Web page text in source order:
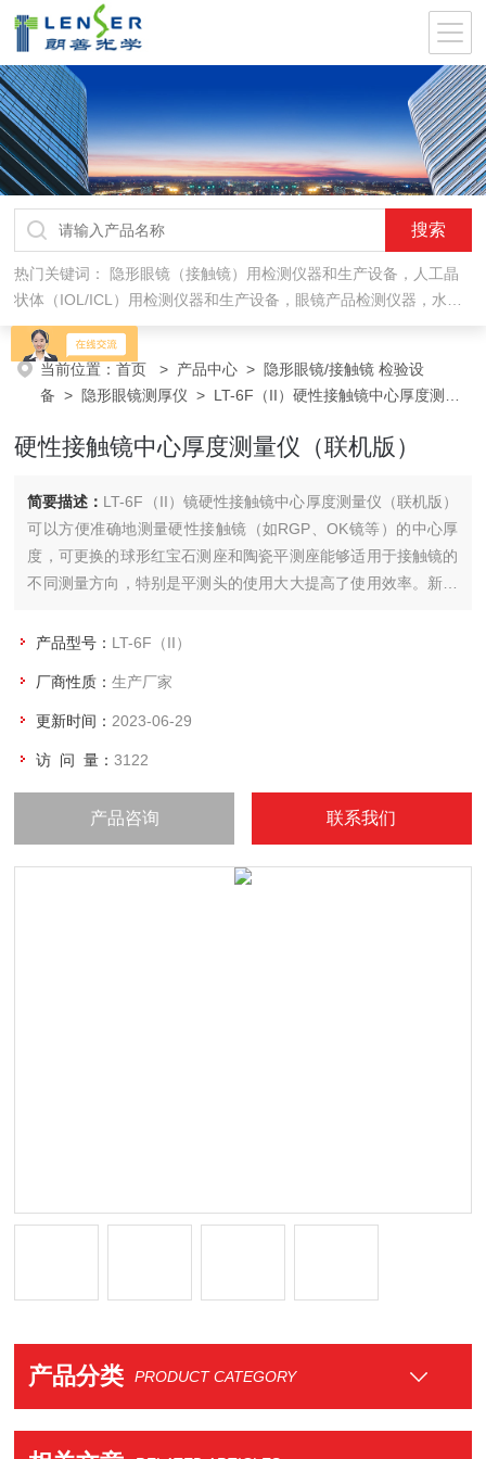
热门关键词： 隐形眼镜（接触镜）用检测仪器和生产设备，人工晶
状体（IOL/ICL）用检测仪器和生产设备，眼镜产品检测仪器，水气
处理环保设备
当前位置：首页 > 产品中心 > 隐形眼镜/接触镜 检验设
备 > 隐形眼镜测厚仪 > LT-6F（II）硬性接触镜中心厚度测量
硬性接触镜中心厚度测量仪（联机版）
简要描述： LT-6F（II）镜硬性接触镜中心厚度测量仪（联机版）
可以方便准确地测量硬性接触镜（如RGP、OK镜等）的中心厚
度，可更换的球形红宝石测座和陶瓷平测座能够适用于接触镜的
不同测量方向，特别是平测头的使用大大提高了使用效率。新增
开关，数据就被输入软件中（如Excel、txt等）
产品型号： LT-6F（II）
厂商性质：生产厂家
更新时间： 2023-06-29
访 问 量：3122
产品咨询 联系我们
产品分类 PRODUCT CATEGORY